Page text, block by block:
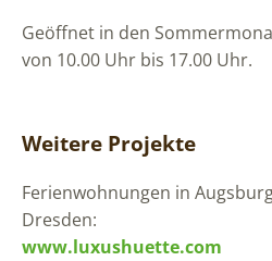
Geöffnet in den
von 10.00 Uhr bis 17.00 Uhr.
Weitere Projekte
Ferienwohnungen in
Dresden:
www.luxushuette.com